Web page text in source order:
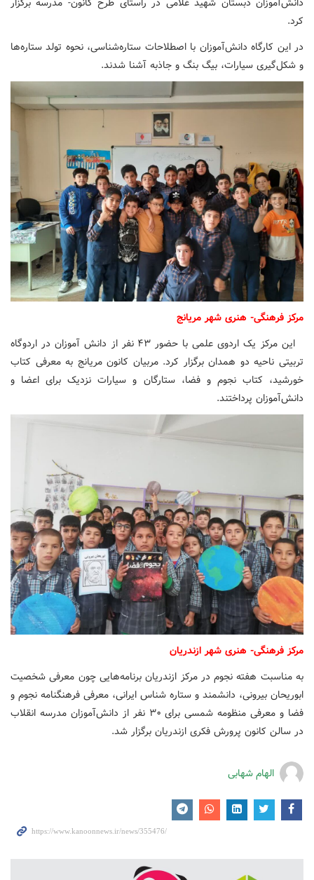
کرد.
در این کارگاه دانش‌آموزان با اصطلاحات ستاره‌شناسی، نحوه تولد ستاره‌ها
و شکل‌گیری سیارات، بیگ بنگ و جاذبه آشنا شدند.
مرکز فرهنگی- هنری شهر مریانج
این مرکز یک اردوی علمی با حضور ۴۳ نفر از دانش آموزان در اردوگاه
تربیتی ناحیه دو همدان برگزار کرد. مربیان کانون مریانج به معرفی کتاب
خورشید، کتاب نجوم و فضا، ستارگان و سیارات نزدیک برای اعضا و
دانش‌آموزان پرداختند.
مرکز فرهنگی- هنری شهر ازندریان
به مناسبت هفته نجوم در مرکز ازندریان برنامه‌هایی چون معرفی شخصیت
ابوریحان بیرونی، دانشمند و ستاره شناس ایرانی، معرفی فرهنگنامه نجوم و
فضا و معرفی منظومه شمسی برای ۳۰ نفر از دانش‌آموزان مدرسه انقلاب
در سالن کانون پرورش فکری ازندریان برگزار شد.
الهام شهابی